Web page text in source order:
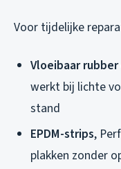
Voor tijdelijke
Vloeibaar
werkt bij lichte
stand
EPDM-strips,
plakken zonder